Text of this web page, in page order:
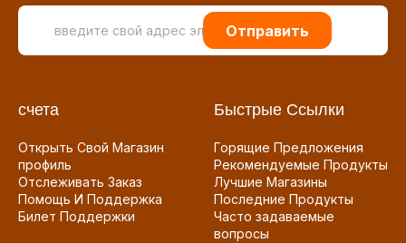
Отправить
счета
Открыть Свой Магазин
профиль
Отслеживать Заказ
Помощь И Поддержка
Билет Поддержки
Быстрые Ссылки
Горящие Предложения
Рекомендуемые Продукты
Лучшие Магазины
Последние Продукты
Часто задаваемые
вопросы